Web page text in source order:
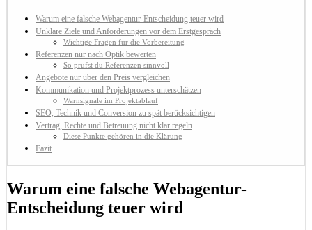
Warum eine falsche Webagentur-Entscheidung teuer wird
Unklare Ziele und Anforderungen vor dem Erstgespräch
Wichtige Fragen für die Vorbereitung
Referenzen nur nach Optik bewerten
So prüfst du Referenzen sinnvoll
Angebote nur über den Preis vergleichen
Kommunikation und Projektprozess unterschätzen
Warnsignale im Projektablauf
SEO, Technik und Conversion zu spät berücksichtigen
Vertrag, Rechte und Betreuung nicht klar regeln
Diese Punkte gehören in die Klärung
Fazit
Warum eine falsche Webagentur-
Entscheidung teuer wird